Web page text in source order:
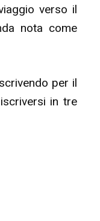
verso il
nota come
per il
in tre